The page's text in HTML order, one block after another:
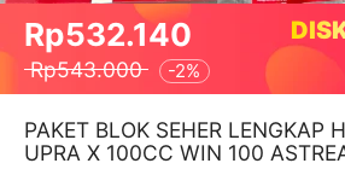
Rp532.140
Rp543.000 -2%
PAKET BLOK SEHER LENGKAP
UPRA X 100CC WIN 100